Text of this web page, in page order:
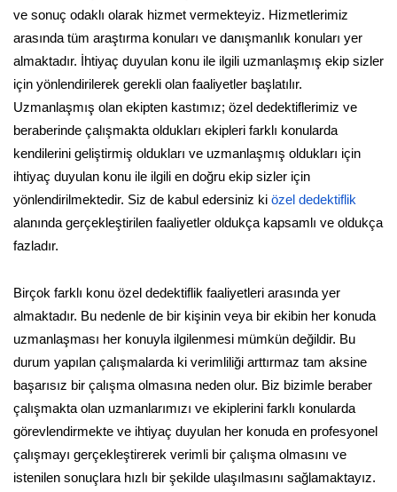
ve sonuç odaklı olarak hizmet vermekteyiz. Hizmetlerimiz
arasında tüm araştırma konuları ve danışmanlık konuları yer
almaktadır. İhtiyaç duyulan konu ile ilgili uzmanlaşmış ekip sizler
için yönlendirilerek gerekli olan faaliyetler başlatılır.
Uzmanlaşmış olan ekipten kastımız; özel dedektiflerimiz ve
beraberinde çalışmakta oldukları ekipleri farklı konularda
kendilerini geliştirmiş oldukları ve uzmanlaşmış oldukları için
ihtiyaç duyulan konu ile ilgili en doğru ekip sizler için
yönlendirilmektedir. Siz de kabul edersiniz ki özel dedektiflik
alanında gerçekleştirilen faaliyetler oldukça kapsamlı ve oldukça
fazladır.
Birçok farklı konu özel dedektiflik faaliyetleri arasında yer
almaktadır. Bu nedenle de bir kişinin veya bir ekibin her konuda
uzmanlaşması her konuyla ilgilenmesi mümkün değildir. Bu
durum yapılan çalışmalarda ki verimliliği arttırmaz tam aksine
başarısız bir çalışma olmasına neden olur. Biz bizimle beraber
çalışmakta olan uzmanlarımızı ve ekiplerini farklı konularda
görevlendirmekte ve ihtiyaç duyulan her konuda en profesyonel
çalışmayı gerçekleştirerek verimli bir çalışma olmasını ve
istenilen sonuçlara hızlı bir şekilde ulaşılmasını sağlamaktayız.